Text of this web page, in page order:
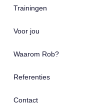
Trainingen
Voor jou
Waarom Rob?
Referenties
Contact